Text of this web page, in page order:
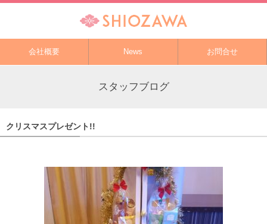
会社概要 News お問合せ
スタッフブログ
クリスマスプレゼント!!